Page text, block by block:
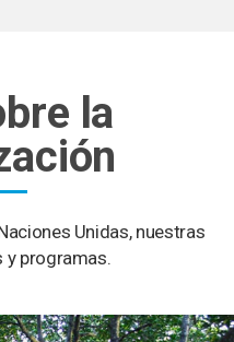
la
Unidas, nuestras
y programas.